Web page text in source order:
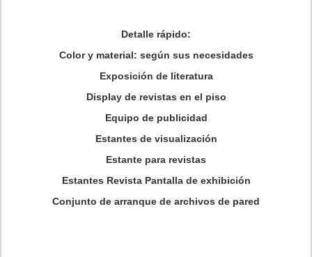
Detalle rápido:
Color y material: según sus necesidades
Exposición de literatura
Display de revistas en el piso
Equipo de publicidad
Estantes de visualización
Estante para revistas
Estantes Revista Pantalla de exhibición
Conjunto de arranque de archivos de pared